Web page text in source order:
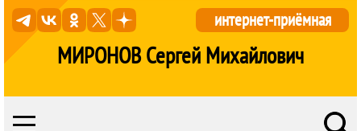
МИРОНОВ Сергей Михайлович
интернет-приёмная